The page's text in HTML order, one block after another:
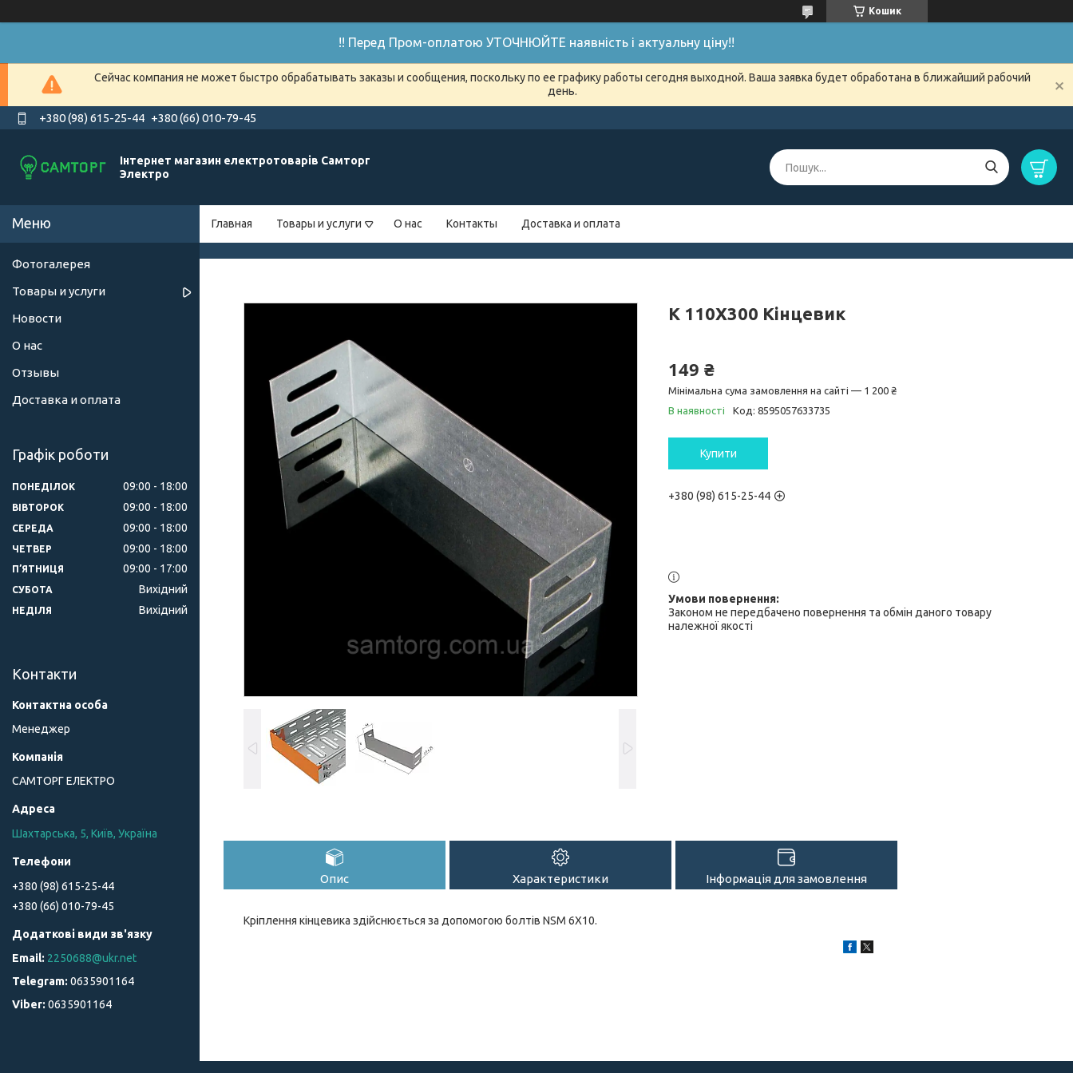
Кошик
!! Перед Пром-оплатою УТОЧНЮЙТЕ наявність і актуальну ціну!!
Сейчас компания не может быстро обрабатывать заказы и сообщения, поскольку по ее графику работы сегодня выходной. Ваша заявка будет обработана в ближайший рабочий
день.
+380 (98) 615-25-44 +380 (66) 010-79-45
Інтернет магазин електротоварів Самторг
Электро
Главная Товары и услуги О нас Контакты Доставка и оплата
K 110X300 Кінцевик
149 ₴
Мінімальна сума замовлення на сайті — 1 200 ₴
В наявності
Код: 8595057633735
Купити
+380 (98) 615-25-44
Законом не передбачено повернення та обмін даного товару
належної якості
Опис Характеристики Інформація для замовлення
Кріплення кінцевика здійснюється за допомогою болтів NSM 6X10.
Фотогалерея
Товары и услуги
Новости
О нас
Отзывы
Доставка и оплата
Графік роботи
ПОНЕДІЛОК 09:00 18:00
ВІВТОРОК 09:00 18:00
СЕРЕДА 09:00 18:00
ЧЕТВЕР 09:00 18:00
ПʼЯТНИЦЯ 09:00 17:00
СУБОТА Вихідний
НЕДІЛЯ Вихідний
Контакти
Менеджер
САМТОРГ ЕЛЕКТРО
Шахтарська, 5, Київ, Україна
+380 (98) 615-25-44
+380 (66) 010-79-45
2250688@ukr.net
0635901164
0635901164